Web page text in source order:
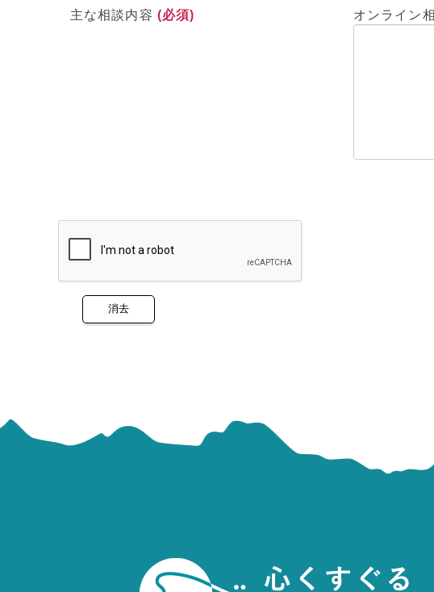
主な相談内容 (必須) オンライン